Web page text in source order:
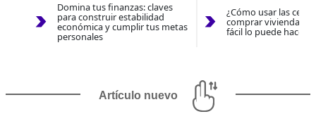
Domina tus finanzas: claves
para construir estabilidad
económica y cumplir tus metas
personales
¿Cómo usar las
comprar vivienda
fácil lo puede hacer
Artículo nuevo